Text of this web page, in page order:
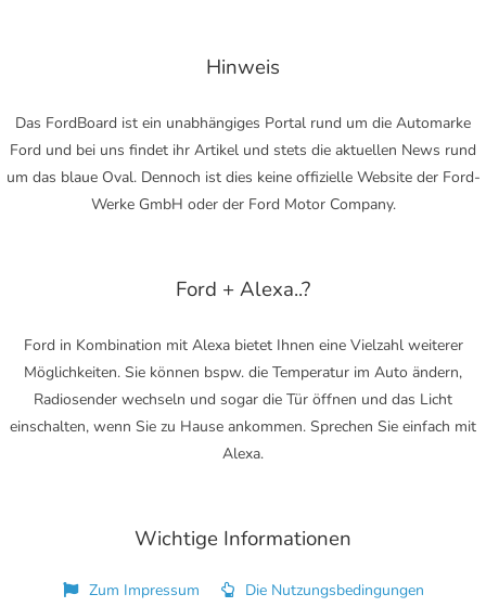
Hinweis
Das FordBoard ist ein unabhängiges Portal rund um die Automarke
Ford und bei uns findet ihr Artikel und stets die aktuellen News rund
um das blaue Oval. Dennoch ist dies keine offizielle Website der Ford-
Werke GmbH oder der Ford Motor Company.
Ford + Alexa..?
Ford in Kombination mit Alexa bietet Ihnen eine Vielzahl weiterer
Möglichkeiten. Sie können bspw. die Temperatur im Auto ändern,
Radiosender wechseln und sogar die Tür öffnen und das Licht
einschalten, wenn Sie zu Hause ankommen. Sprechen Sie einfach mit
Alexa.
Wichtige Informationen
Zum Impressum Die Nutzungsbedingungen